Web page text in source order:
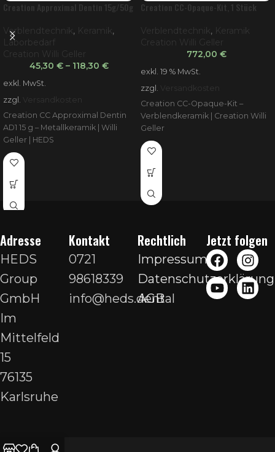
Creation Approximal Dentin 15g/50g
Verblendtechnik , Keramik ,
Laborbedarf
Creation Willi Geller
45,30 €– 118,30 €
exkl. MwSt.
zzgl.
Versandkosten
Creation CC Approximal Dentin
AD1 15 g – Metallkeramik | Willi
Geller | HEDS
Creation CC-Opaque-Kit, 1 Stück
Verblendtechnik , Keramik
Creation Willi Geller
772,00 €
exkl. 19 % MwSt.
zzgl.
Versandkosten
Creation CC-Opaque-Kit –
Verblendkeramik | Creation Willi
Geller
Adresse
HEDS
Group
GmbH
Im
Mittelfeld
15
76135
Karlsruhe
Kontakt
0721
98618339
info@heds.dental
Rechtlich
Impressum
Datenschutzerklärung
AGB
Jetzt folgen